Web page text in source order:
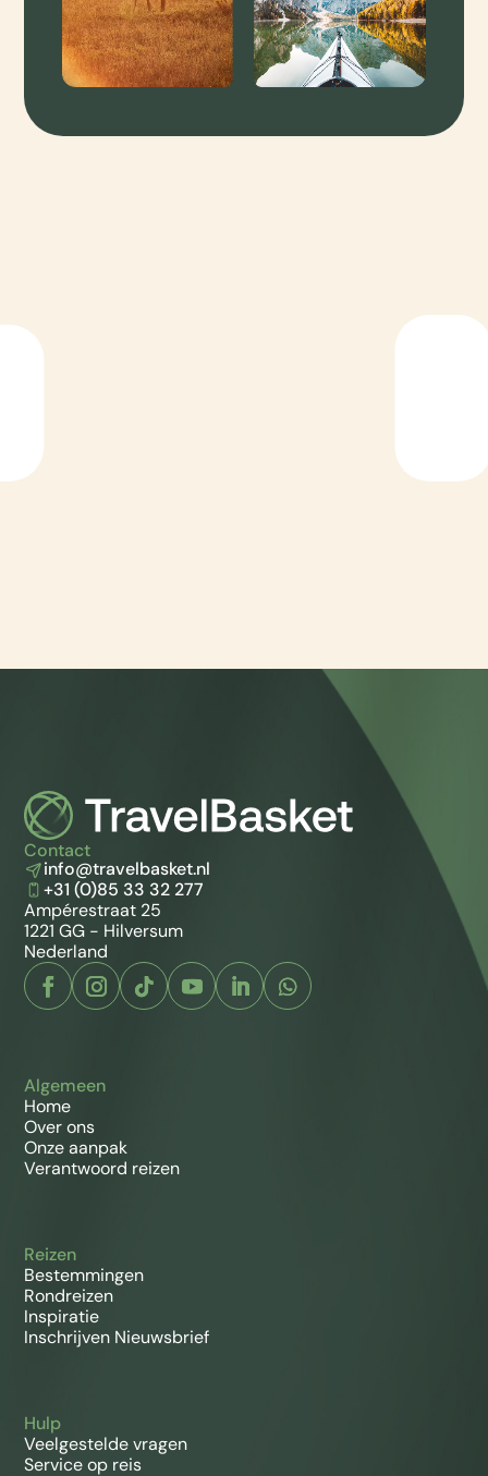
Contact
info@travelbasket.nl
+31 (0)85 33 32 277
Ampérestraat 25
1221 GG - Hilversum
Nederland
Algemeen
Home
Over ons
Onze aanpak
Verantwoord reizen
Reizen
Bestemmingen
Rondreizen
Inspiratie
Inschrijven Nieuwsbrief
Hulp
Veelgestelde vragen
Service op reis